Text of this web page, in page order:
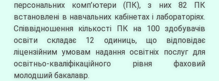
персональних комп’ютери (ПК), з них 82 ПК
встановлені в навчальних кабінетах і лабораторіях.
Співвідношення кількості ПК на 100 здобувачів
освіти складає 12 одиниць, що відповідає
ліцензійним умовам надання освітніх послуг для
освітньо-кваліфікаційного рівня фаховий
молодший бакалавр.